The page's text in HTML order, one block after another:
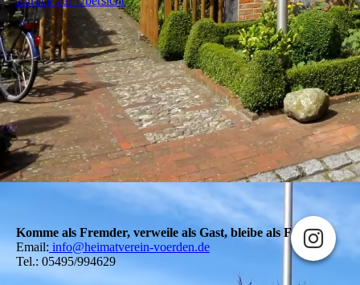
Komme als Fremder, verweile als Gast, bleibe als Freund!
Email: info@heimatverein-voerden.de
Tel.: 05495/994629